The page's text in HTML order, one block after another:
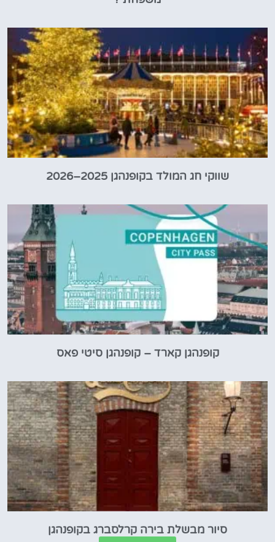
שווקי חג המולד בקופנהגן 2025–2026
קופנהגן קארד – קופנהגן סיטי פאס
סיור מבשלת בירה קרלסברג בקופנהגן